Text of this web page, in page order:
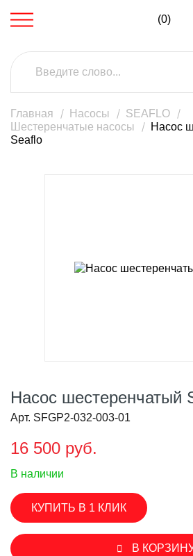
(0)
Главная Насосы
SEAFLO
Шестеренчатые насосы
Насос
Seaflo
Насос шестеренчатый
Арт. SFGP2-032-003-01
16 500 руб.
В наличии
КУПИТЬ В 1 КЛИК
В